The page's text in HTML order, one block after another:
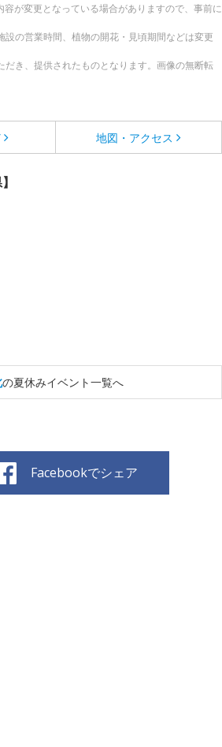
が変更となっている場合がありますので、事前に
の営業時間、植物の開花・見頃期間などは変更
き、提供されたものとなります。画像の無断転
地図・アクセス
の夏休みイベント一覧へ
Facebookでシェア